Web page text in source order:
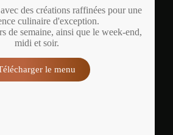
des créations raffinées pour une
culinaire d'exception.
de semaine, ainsi que le week-end,
midi et soir.
le menu